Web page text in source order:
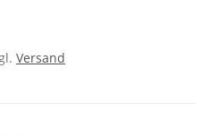
Versand